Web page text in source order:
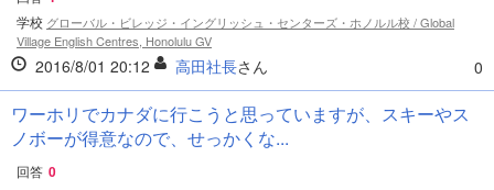
学校 グローバル・ビレッジ・イングリッシュ・センターズ・ホノルル校 / Global
Village English Centres, Honolulu GV
2016/8/01 20:12 高田社長さん 0
ワーホリでカナダに行こうと思っていますが、スキーやス
ノボーが得意なので、せっかくな...
回答 0